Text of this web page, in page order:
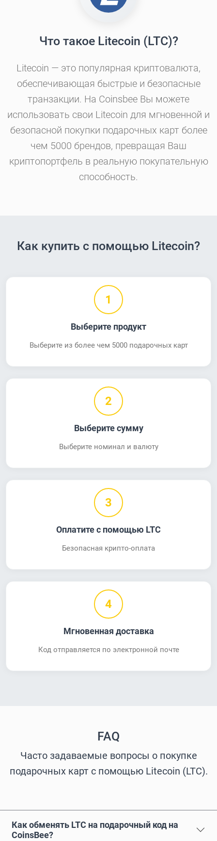
Что такое Litecoin (LTC)?
Litecoin — это популярная криптовалюта,
обеспечивающая быстрые и безопасные
транзакции. На Coinsbee Вы можете
использовать свои Litecoin для мгновенной и
безопасной покупки подарочных карт более
чем 5000 брендов, превращая Ваш
криптопортфель в реальную покупательную
способность.
Как купить с помощью Litecoin?
1
Выберите продукт
Выберите из более чем 5000 подарочных карт
2
Выберите сумму
Выберите номинал и валюту
3
Оплатите с помощью LTC
Безопасная крипто-оплата
4
Мгновенная доставка
Код отправляется по электронной почте
FAQ
Часто задаваемые вопросы о покупке
подарочных карт с помощью Litecoin (LTC).
Как обменять LTC на подарочный код на
CoinsBee?